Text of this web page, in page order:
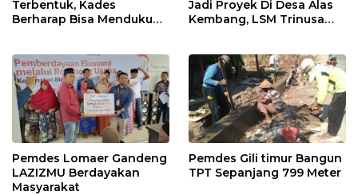
Terbentuk, Kades
Berharap Bisa Mendukung
Jadi Proyek Di Desa Alas
Kembang, LSM Trinusa
Pemdes Lomaer Gandeng
LAZIZMU Berdayakan
Masyarakat
Pemdes Gili timur Bangun
TPT Sepanjang 799 Meter